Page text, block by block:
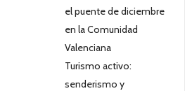
el puente de diciembre
en la Comunidad
Valenciana
Turismo activo:
senderismo y